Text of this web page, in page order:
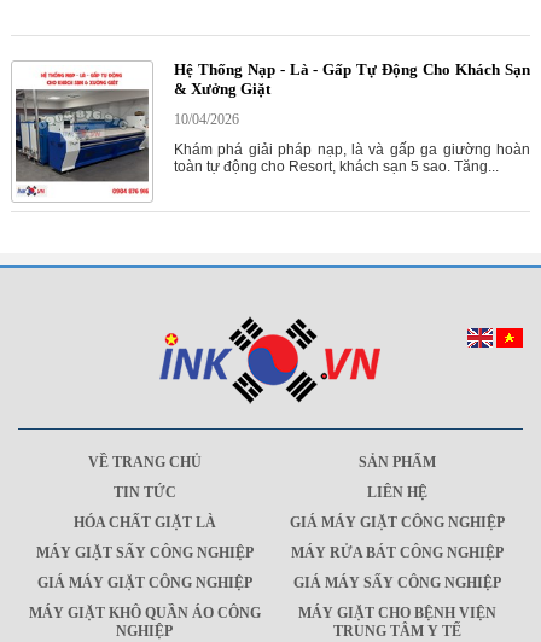
Hệ Thống Nạp - Là - Gấp Tự Động Cho Khách Sạn
& Xưởng Giặt
10/04/2026
Khám phá giải pháp nạp, là và gấp ga giường hoàn
toàn tự động cho Resort, khách sạn 5 sao. Tăng...
VỀ TRANG CHỦ
SẢN PHẨM
TIN TỨC
LIÊN HỆ
HÓA CHẤT GIẶT LÀ
GIÁ MÁY GIẶT CÔNG NGHIỆP
MÁY GIẶT SẤY CÔNG NGHIỆP
MÁY RỬA BÁT CÔNG NGHIỆP
GIÁ MÁY GIẶT CÔNG NGHIỆP
GIÁ MÁY SẤY CÔNG NGHIỆP
MÁY GIẶT KHÔ QUẦN ÁO CÔNG
NGHIỆP
MÁY GIẶT CHO BỆNH VIỆN
TRUNG TÂM Y TẾ